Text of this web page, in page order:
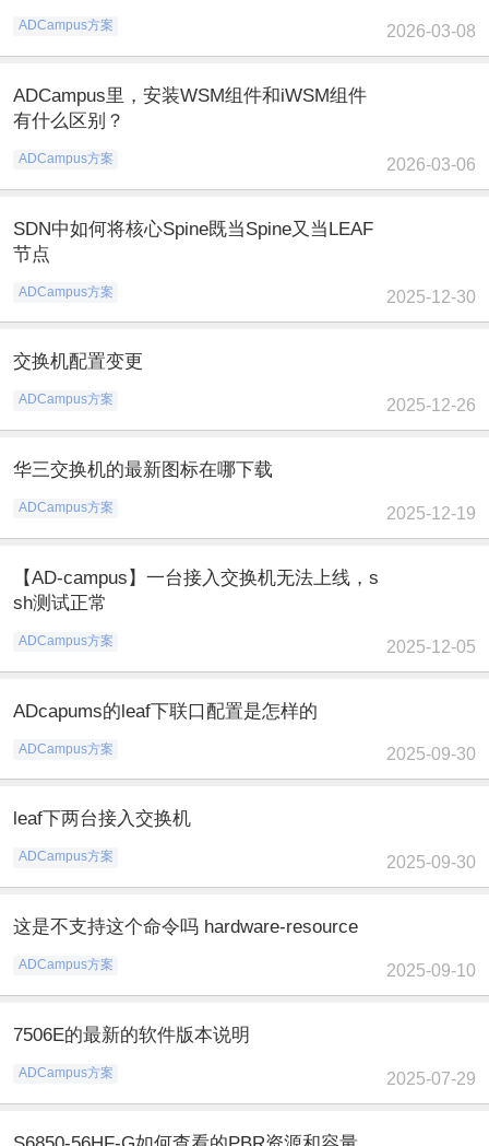
ADCampus方案 2026-03-08
ADCampus里，安装WSM组件和iWSM组件
有什么区别？
ADCampus方案 2026-03-06
SDN中如何将核心Spine既当Spine又当LEAF
节点
ADCampus方案 2025-12-30
交换机配置变更
ADCampus方案 2025-12-26
华三交换机的最新图标在哪下载
ADCampus方案 2025-12-19
【AD-campus】一台接入交换机无法上线，s
sh测试正常
ADCampus方案 2025-12-05
ADcapums的leaf下联口配置是怎样的
ADCampus方案 2025-09-30
leaf下两台接入交换机
ADCampus方案 2025-09-30
这是不支持这个命令吗 hardware-resource
ADCampus方案 2025-09-10
7506E的最新的软件版本说明
ADCampus方案 2025-07-29